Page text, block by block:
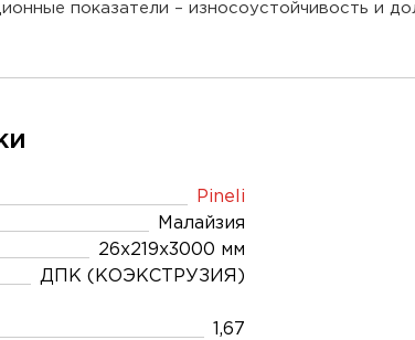
показатели – износоустойчивость и
Pineli
Малайзия
26x219x3000 мм
ДПК (КОЭКСТРУЗИЯ)
1,67